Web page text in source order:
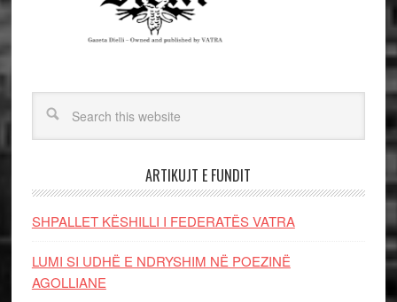
ARTIKUJT E FUNDIT
SHPALLET KËSHILLI I FEDERATËS VATRA
LUMI SI UDHË E NDRYSHIM NË POEZINË
AGOLLIANE